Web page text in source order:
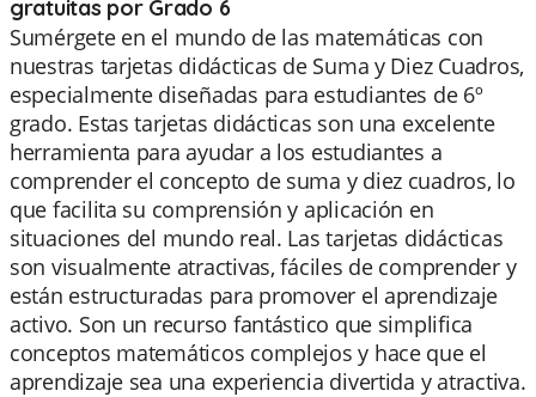
gratuitas por Grado 6
Sumérgete en el mundo de las matemáticas con
nuestras tarjetas didácticas de Suma y Diez Cuadros,
especialmente diseñadas para estudiantes de 6º
grado. Estas tarjetas didácticas son una excelente
herramienta para ayudar a los estudiantes a
comprender el concepto de suma y diez cuadros, lo
que facilita su comprensión y aplicación en
situaciones del mundo real. Las tarjetas didácticas
son visualmente atractivas, fáciles de comprender y
están estructuradas para promover el aprendizaje
activo. Son un recurso fantástico que simplifica
conceptos matemáticos complejos y hace que el
aprendizaje sea una experiencia divertida y atractiva.